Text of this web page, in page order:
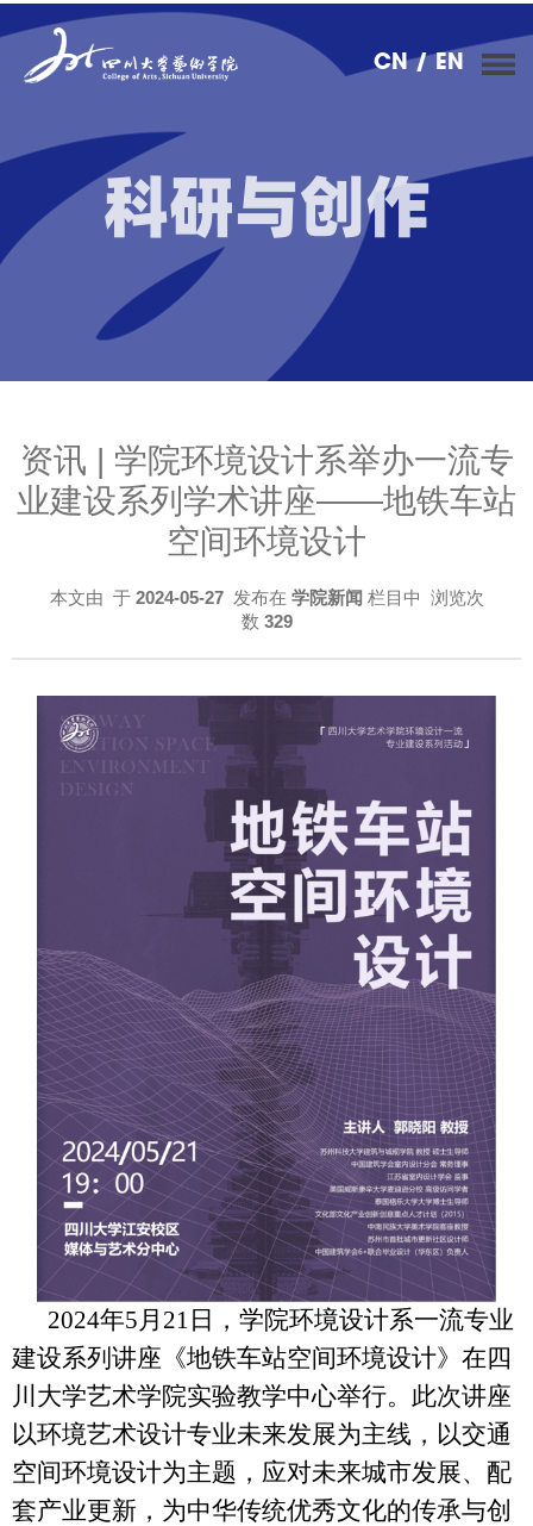
/ EN
CN
科研与创作
资讯 | 学院环境设计系举办一流专
业建设系列学术讲座——地铁车站
空间环境设计
本文由 于 2024-05-27发布在 学院新闻 栏目中 浏览次
数 329
2024年5月21日，学院环境设计系一流专业
建设系列讲座《地铁车站空间环境设计》在四
川大学艺术学院实验教学中心举行。此次讲座
以环境艺术设计专业未来发展为主线，以交通
空间环境设计为主题，应对未来城市发展、配
套产业更新，为中华传统优秀文化的传承与创